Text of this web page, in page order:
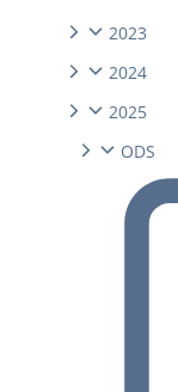
2023
2024
2025
ODS